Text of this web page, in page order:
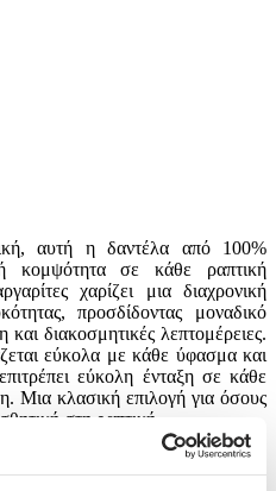
αυτή η δαντέλα από 100%
κομψότητα σε κάθε ραπτική
χαρίζει μια διαχρονική
προσδίδοντας μοναδικό
διακοσμητικές λεπτομέρειες.
εύκολα με κάθε ύφασμα και
εύκολη ένταξη σε κάθε
Μια κλασική επιλογή για όσους
στη ραπτική.